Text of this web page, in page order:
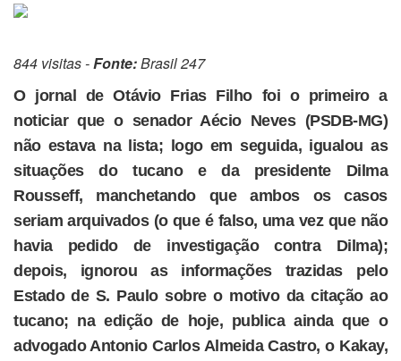
844 visitas -Fonte:Brasil 247
O jornal de Otávio Frias Filho foi o primeiro a
noticiar que o senador Aécio Neves (PSDB-MG)
não estava na lista; logo em seguida, igualou as
situações do tucano e da presidente Dilma
Rousseff, manchetando que ambos os casos
seriam arquivados (o que é falso, uma vez que não
havia pedido de investigação contra Dilma);
depois, ignorou as informações trazidas pelo
Estado de S. Paulo sobre o motivo da citação ao
tucano; na edição de hoje, publica ainda que o
advogado Antonio Carlos Almeida Castro, o Kakay,